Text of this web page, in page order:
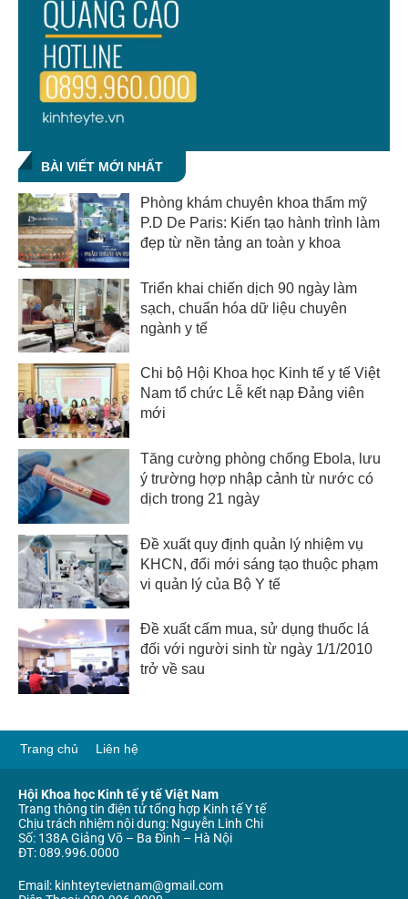
BÀI VIẾT MỚI NHẤT
Phòng khám chuyên khoa thẩm mỹ
P.D De Paris: Kiến tạo hành trình làm
đẹp từ nền tảng an toàn y khoa
Triển khai chiến dịch 90 ngày làm
sạch, chuẩn hóa dữ liệu chuyên
ngành y tế
Chi bộ Hội Khoa học Kinh tế y tế Việt
Nam tổ chức Lễ kết nạp Đảng viên
mới
Tăng cường phòng chống Ebola, lưu
ý trường hợp nhập cảnh từ nước có
dịch trong 21 ngày
Đề xuất quy định quản lý nhiệm vụ
KHCN, đổi mới sáng tạo thuộc phạm
vi quản lý của Bộ Y tế
Đề xuất cấm mua, sử dụng thuốc lá
đối với người sinh từ ngày 1/1/2010
trở về sau
Trang chủ Liên hệ
Hội Khoa học Kinh tế y tế Việt Nam
Trang thông tin điện tử tổng hợp Kinh tế Y tế
Chịu trách nhiệm nội dung: Nguyễn Linh Chi
Số: 138A Giảng Võ – Ba Đình – Hà Nội
ĐT: 089.996.0000
Email: kinhteytevietnam@gmail.com